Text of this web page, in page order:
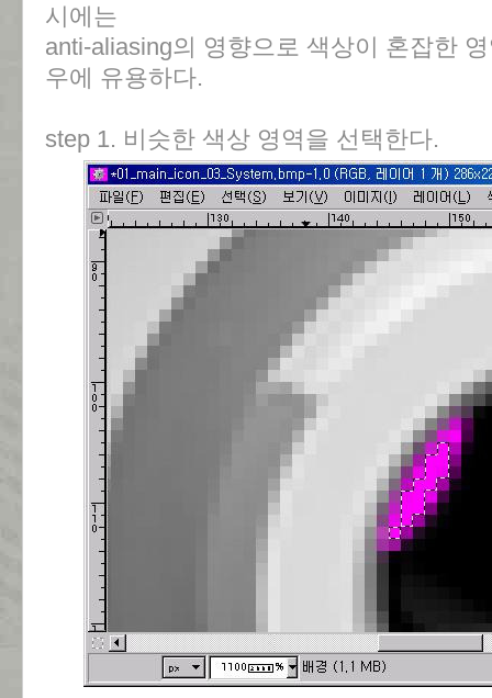
시에는
anti-aliasing의 영향으로 색상이 혼잡한
우에 유용하다.
step 1. 비슷한 색상 영역을 선택한다.